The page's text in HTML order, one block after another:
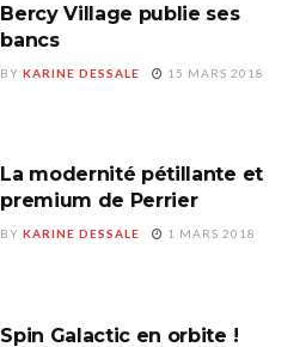
Bercy Village publie ses
bancs
BY KARINE DESSALE 15 MARS 2018
La modernité pétillante et
premium de Perrier
BY KARINE DESSALE 1 MARS 2018
Spin Galactic en orbite !